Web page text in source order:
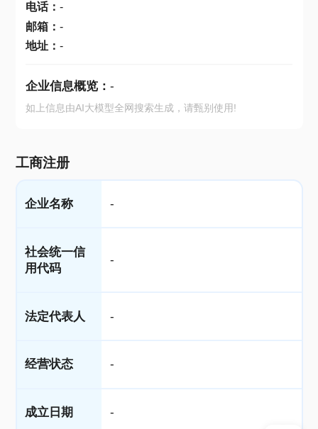
电话： -
邮箱： -
地址： -
企业信息概览： -
如上信息由AI大模型全网搜索生成，请甄别使用!
工商注册
企业名称 -
社会统一信
用代码
-
法定代表人 -
经营状态 -
成立日期 -